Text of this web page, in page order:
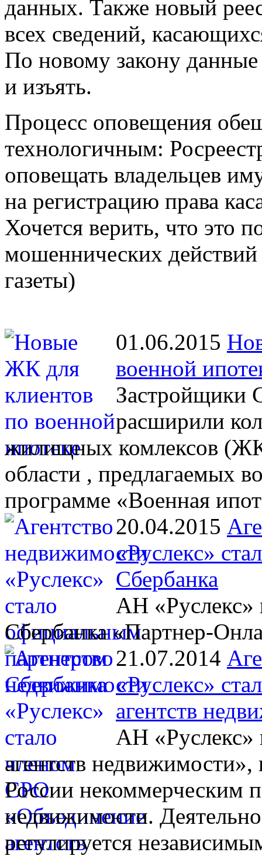
данных. Также новый
всех сведений,
По новому закону данные
и изъять.
Процесс оповещения
технологичным:
оповещать владельцев
на регистрацию права
Хочется верить, что это
мошеннических
газеты)
01.06.2015
военной
Застройщики
расширили
жилищных комлексов
области , предлагаемых
программе «Военная
20.04.2015
«Руслекс»
Сбербанка
АН «Руслекс»
Сбербанка «Партнер-
21.07.2014
«Руслекс»
агентств
АН «Руслекс»
агентств недвижимости»,
России некоммерческим
недвижимости.
регулируется